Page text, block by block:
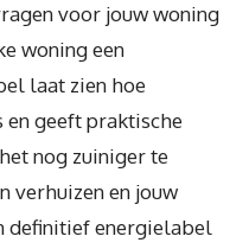
voor jouw woning
woning een
laat zien hoe
en geeft praktische
nog zuiniger te
verhuizen en jouw
definitief energielabel